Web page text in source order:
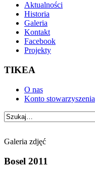
Aktualności
Historia
Galeria
Kontakt
Facebook
Projekty
TIKEA
O nas
Konto stowarzyszenia
Galeria zdjęć
Bosel 2011